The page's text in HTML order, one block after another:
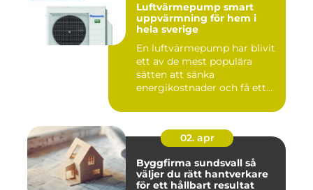
Luftvärmepump smart
uppvärmning för hem i
hela sverige
En luftvärmepump har blivit
ett av de mest populära
sätten att sänka
energikostnader och få ett
02. apr
Byggfirma sundsvall så
väljer du rätt hantverkare
för ett hållbart resultat